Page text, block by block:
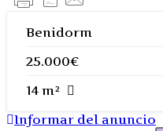
Benidorm
25.000€
14 m²
Informar del anuncio